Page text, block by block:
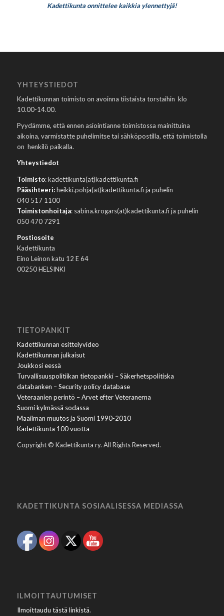
Kadettikunta onnittelee kaikkia ylennettyjä!
YHTEYSTIEDOT
Kadettikunnan toimisto on avoinna tiistaista torstaihin klo
10.00-14.00.
Pyydämme, että ennen asiointianne toimistossa mainittuina
aikoina, varmistatte puhelimitse tai sähköpostilla, että toimistolla
on henkilö paikalla.
Yhteystiedot
Toimisto: kadettikunta(at)kadettikunta.fi
Pääsihteeri:heikki.pohja(at)kadettikunta.fi ja puhelin
040 517 1100
Toimistonhoitaja: sabina.krogars(at)kadettikunta.fi ja puhelin
050 470 7291
Postiosoite
Kadettikunta
Eino Leinon katu 12 E 64
00250 HELSINKI
TIETOPANKIT
Kadettikunnan esittelyvideo
Kadettikunnan julkaisut
Joukkosi eessä
Turvallisuuspolitiikan tietopankki – Säkerhetspolitiska
databanken – Security policy database
Veteraanien perintö – Arvet efter Veteranerna
Suomi kylmässä sodassa
Maailman muutos ja Suomi 1990-2010
Kadettikunta 100 vuotta
Copyright © Kadettikunta ry. All Rights Reserved.
KADETTIKUNTA SOSIAALISESSA MEDIASSA
ILMOITTAUTUMISET
Ilmoittaudu tästä linkistä.